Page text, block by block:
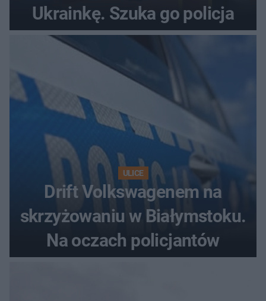
Ukrainkę. Szuka go policja
ULICE
Drift Volkswagenem na
skrzyżowaniu w Białymstoku.
Na oczach policjantów